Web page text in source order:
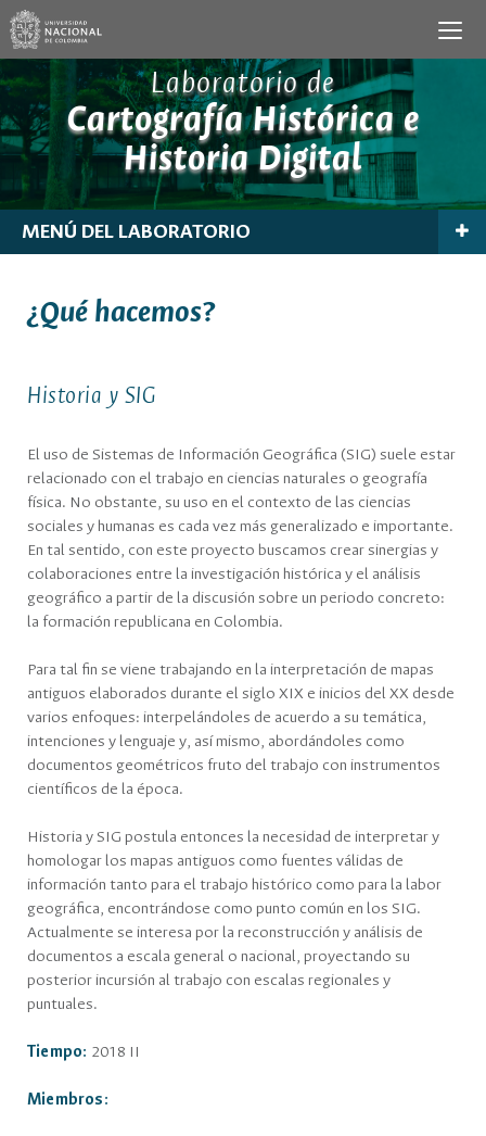
Laboratorio de
Cartografía Histórica e
Historia Digital
MENÚ DEL LABORATORIO
¿Qué hacemos?
Historia y SIG
El uso de Sistemas de Información Geográfica (SIG) suele estar
relacionado con el trabajo en ciencias naturales o geografía
física. No obstante, su uso en el contexto de las ciencias
sociales y humanas es cada vez más generalizado e importante.
En tal sentido, con este proyecto buscamos crear sinergias y
colaboraciones entre la investigación histórica y el análisis
geográfico a partir de la discusión sobre un periodo concreto:
la formación republicana en Colombia.
Para tal fin se viene trabajando en la interpretación de mapas
antiguos elaborados durante el siglo XIX e inicios del XX desde
varios enfoques: interpelándoles de acuerdo a su temática,
intenciones y lenguaje y, así mismo, abordándoles como
documentos geométricos fruto del trabajo con instrumentos
científicos de la época.
Historia y SIG postula entonces la necesidad de interpretar y
homologar los mapas antiguos como fuentes válidas de
información tanto para el trabajo histórico como para la labor
geográfica, encontrándose como punto común en los SIG.
Actualmente se interesa por la reconstrucción y análisis de
documentos a escala general o nacional, proyectando su
posterior incursión al trabajo con escalas regionales y
puntuales.
Tiempo: 2018 II
Miembros: